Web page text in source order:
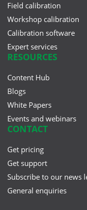
Field calibration
Workshop calibration
Calibration software
Expert services
RESOURCES
Content Hub
Blogs
White Papers
Events and webinars
CONTACT
Get pricing
Get support
Subscribe to our news
General enquiries